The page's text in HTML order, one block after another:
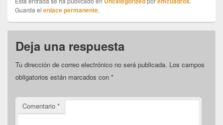
Guarda el enlace permanente.
Deja una respuesta
Tu dirección de correo electrónico no será publicada. Los campos
obligatorios están marcados con *
Comentario *